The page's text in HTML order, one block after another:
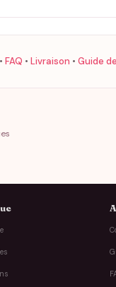
• FAQ • Livraison • Guide